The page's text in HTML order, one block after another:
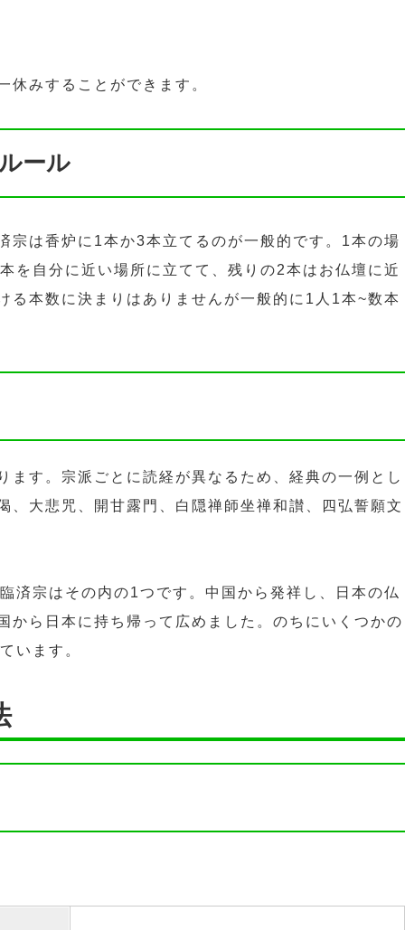
休みすることができます。
ール
宗は香炉に1本か3本立てるのが一般的です。1本の場
を自分に近い場所に立てて、残りの2本はお仏壇に近
る本数に決まりはありませんが一般的に1人1本~数本
ます。宗派ごとに読経が異なるため、経典の一例とし
、大悲咒、開甘露門、白隠禅師坐禅和讃、四弘誓願文
済宗はその内の1つです。中国から発祥し、日本の仏
から日本に持ち帰って広めました。のちにいくつかの
います。